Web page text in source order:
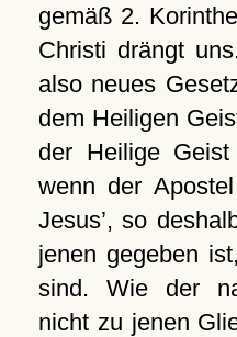
gemäß 2.
Christi drängt
also neues
dem Heiligen
der Heilige
wenn der
Jesus , so
jenen gegeben
sind. Wie der
nicht zu jenen